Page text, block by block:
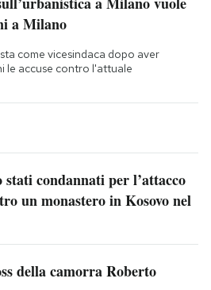
a Milano
come vicesindaca dopo aver
le accuse contro l'attuale
condannati per l’attacco
un monastero in Kosovo nel
della camorra Roberto